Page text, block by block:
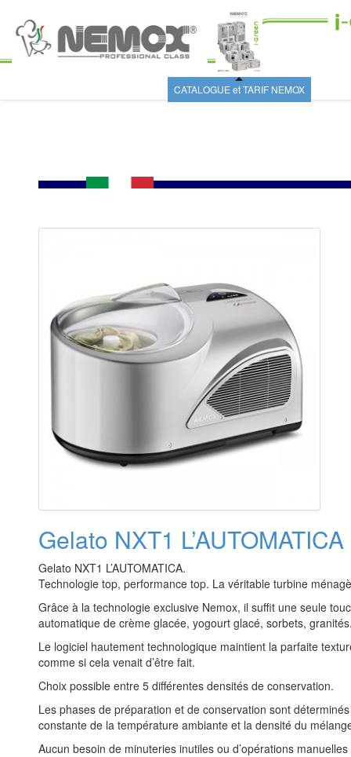
CATALOGUE et TARIF NEMOX
Gelato NXT1
Gelato NXT1 L’AUTOMATICA.
Technologie top, performance top. La véritable turbine
Grâce à la technologie exclusive Nemox, il suffit une seule
automatique de crème glacée, yogourt glacé, sorbets,
Le logiciel hautement technologique maintient la parfaite
comme si cela venait d’être fait.
Choix possible entre 5 différentes densités de conservation.
Les phases de préparation et de conservation sont
constante de la température ambiante et la densité du
Aucun besoin de minuteries inutiles ou d’opérations